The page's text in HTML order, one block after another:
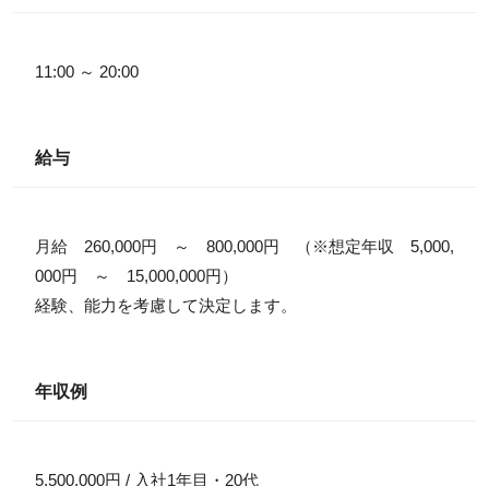
11:00 ～ 20:00
給与
月給 260,000円 ～ 800,000円 （※想定年収 5,000,
000円 ～ 15,000,000円）
経験、能力を考慮して決定します。
年収例
5,500,000円 / 入社1年目・20代